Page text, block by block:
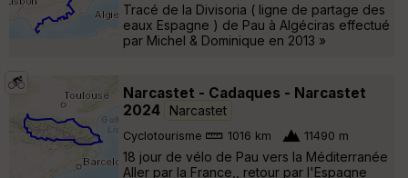
Tracé de la Divisoria ( ligne de partage des
eaux Espagne ) de Pau à Algéciras effectué
par Michel & Dominique en 2013 »
Narcastet - Cadaques - Narcastet
2024
Narcastet
Cyclotourisme 1016 km 11490 m
18 jour de vélo de Pau vers la Méditerranée
Aller par la France,, retour par l'Espagne